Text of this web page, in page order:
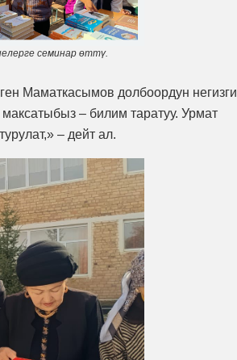
семинар өттү.
Маматкасымов долбоордун негизги
– билим таратуу. Урмат
– дейт ал.